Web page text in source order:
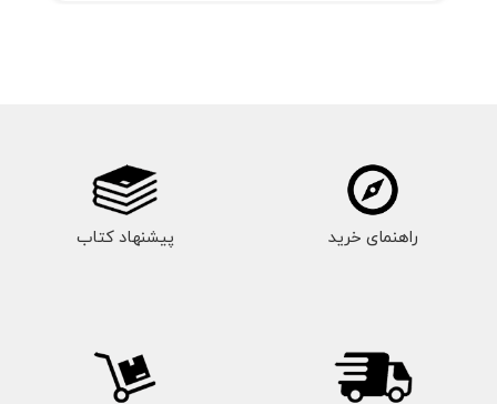
راهنمای خرید پیشنهاد کتاب